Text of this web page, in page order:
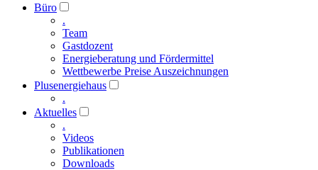
Büro
.
Team
Gastdozent
Energieberatung und Fördermittel
Wettbewerbe Preise Auszeichnungen
Plusenergiehaus
.
Aktuelles
.
Videos
Publikationen
Downloads